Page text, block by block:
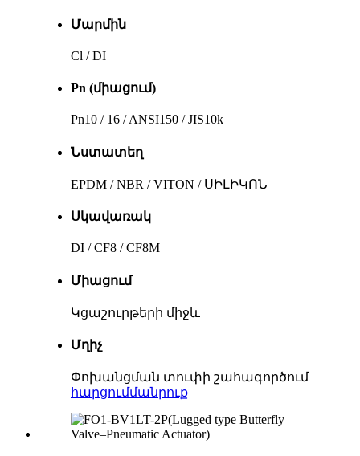
Մարմին
Cl / DI
Pn (միացում)
Pn10 / 16 / ANSI150 / JIS10k
Նստատեղ
EPDM / NBR / VITON / ՍԻԼԻԿՈՆ
Սկավառակ
DI / CF8 / CF8M
Միացում
Կցաշուրթերի միջև
Մղիչ
Փոխանցման տուփի շահագործում
հարցումմանրուք